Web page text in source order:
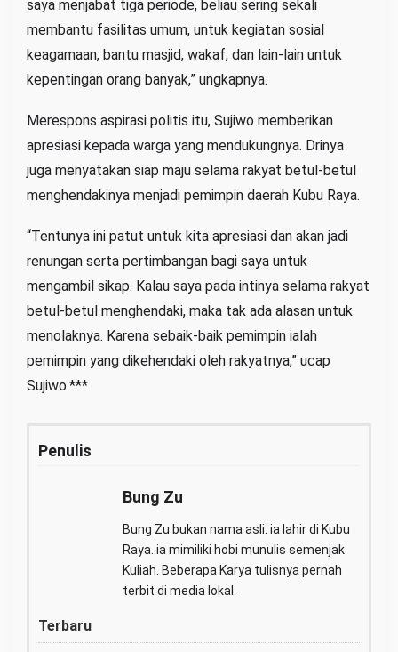
saya menjabat tiga periode, beliau sering sekali
membantu fasilitas umum, untuk kegiatan sosial
keagamaan, bantu masjid, wakaf, dan lain-lain untuk
kepentingan orang banyak,” ungkapnya.
Merespons aspirasi politis itu, Sujiwo memberikan
apresiasi kepada warga yang mendukungnya. Drinya
juga menyatakan siap maju selama rakyat betul-betul
menghendakinya menjadi pemimpin daerah Kubu Raya.
“Tentunya ini patut untuk kita apresiasi dan akan jadi
renungan serta pertimbangan bagi saya untuk
mengambil sikap. Kalau saya pada intinya selama rakyat
betul-betul menghendaki, maka tak ada alasan untuk
menolaknya. Karena sebaik-baik pemimpin ialah
pemimpin yang dikehendaki oleh rakyatnya,” ucap
Sujiwo.***
Penulis
Bung Zu
Bung Zu bukan nama asli. ia lahir di Kubu
Raya. ia mimiliki hobi munulis semenjak
Kuliah. Beberapa Karya tulisnya pernah
terbit di media lokal.
Terbaru